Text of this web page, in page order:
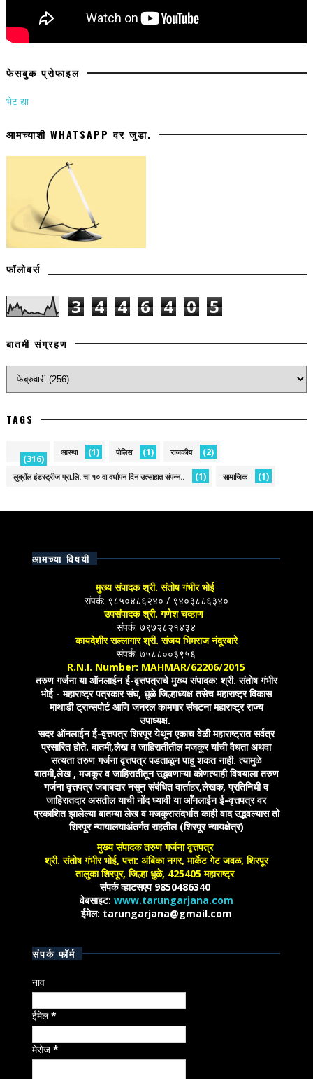
फेसबुक प्रोफाइल
भेट द्या
आमच्याशी WHATSAPP वर जुडा.
फॉलोवर्स
3 4 4 6 4 0 5
बातमी संग्रहण
TAGS
(316)
आस्था (1) पोलिस (1) राजकीय (2)
लुब्रॉल इंडस्ट्रीज प्रा.लि. चा १० वा वर्धापन दिन उत्साहात संपन्न.. (1) सामाजिक (1)
आमच्या विषयी
मुख्य संपादक श्री. संतोष गंभीर भोई
संपर्क: ९८५०४८६२४० / ९४०३८८६३४०
उपसंपादक श्री. गणेश चव्हाण
संपर्क: ७९७२८२१४३४
कायदेशीर सल्लागार श्री. संजय भिमराज नंदूरबारे
संपर्क: ७५८८००३९५६
R.N.I. Number: MAHMAR/62206/2015
तरुण गर्जना या ऑनलाईन ई-वृत्तपत्राचे मुख्य संपादक: श्री. संतोष गंभीर
भोई - महाराष्ट्र पत्रकार संघ, धुळे जिल्हाध्यक्ष तसेच महाराष्ट्र विकास
माथाडी ट्रान्सपोर्ट आणि जनरल कामगार संघटना महाराष्ट्र राज्य
उपाध्यक्ष.
सदर ऑनलाईन ई-वृत्तपत्र शिरपूर येथून एकाच वेळी महाराष्ट्रात सर्वत्र
प्रसारित होते. बातमी,लेख व जाहिरातीतील मजकूर यांची वैधता अथवा
सत्यता तरुण गर्जना वृत्तपत्र पडताळून पाहू शकत नाही. त्यामुळे
बातमी,लेख , मजकूर व जाहिरातीतून उद्भवणाऱ्या कोणत्याही विषयाला तरुण
गर्जना वृत्तपत्र जबाबदार नसून संबंधित वार्ताहर,लेखक, प्रतिनिधी व
जाहिरातदार असतील याची नोंद घ्यावी या आँनलाईन ई-वृत्तपत्र वर
प्रकाशित झालेल्या बातम्या लेख व मजकुरासंदर्भात काही वाद उद्भवल्यास तो
शिरपूर न्यायालयाअंतर्गत राहतील (शिरपूर न्यायक्षेत्र)
मुख्य संपादक तरुण गर्जना वृत्तपत्र
श्री. संतोष गंभीर भोई, पत्ता: अंबिका नगर, मार्केट गेट जवळ, शिरपूर
तालुका शिरपूर, जिल्हा धुळे, 425405 महाराष्ट्र
संपर्क व्हाटसएप 9850486340
वेबसाइट: www.tarungarjana.com
ईमेल: tarungarjana@gmail.com
संपर्क फॉर्म
नाव
ईमेल*
मेसेज*